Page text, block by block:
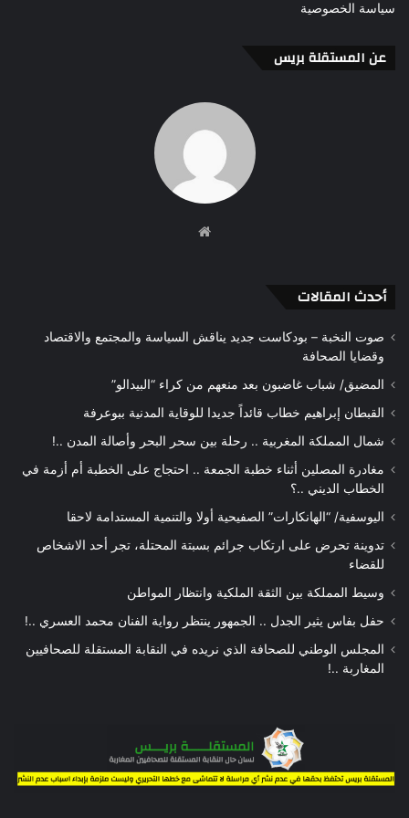
سياسة الخصوصية
عن المستقلة بريس
أحدث المقالات
صوت النخبة – بودكاست جديد يناقش السياسة والمجتمع والاقتصاد
وقضايا الصحافة
المضيق/ شباب غاضبون بعد منعهم من كراء “البيدالو”
القبطان إبراهيم خطاب قائداً جديدا للوقاية المدنية ببوعرفة
شمال المملكة المغربية .. رحلة بين سحر البحر وأصالة المدن ..!
مغادرة المصلين أثناء خطبة الجمعة .. احتجاج على الخطبة أم أزمة في
الخطاب الديني ..؟
اليوسفية/ “الهانكارات” الصفيحية أولا والتنمية المستدامة لاحقا
تدوينة تحرض على ارتكاب جرائم بسبتة المحتلة، تجر أحد الاشخاص
للقضاء
وسيط المملكة بين الثقة الملكية وانتظار المواطن
حفل بفاس يثير الجدل .. الجمهور ينتظر رواية الفنان محمد العسري ..!
المجلس الوطني للصحافة الذي نريده في النقابة المستقلة للصحافيين
المغاربة ..!